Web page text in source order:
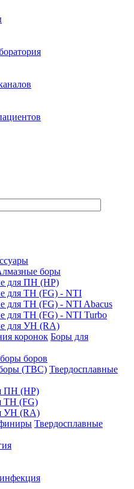
боры
для ПН (HP)
для ТН (FG) - NTI
для ТН (FG) - NTI Abacus
для ТН (FG) - NTI Turbo
для УН (RA)
Боры для
боров
Твердосплавные
ПН (HP)
ТН (FG)
УН (RA)
Твердосплавные